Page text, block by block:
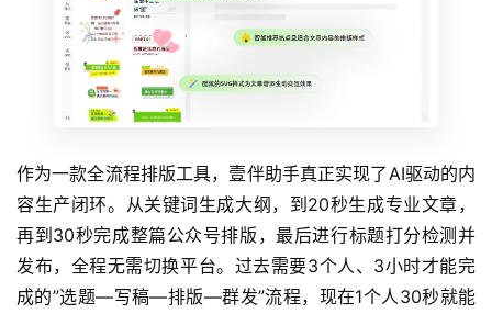
作为一款全流程排版工具，壹伴助手真正实现了AI驱动的内
容生产闭环。从关键词生成大纲，到20秒生成专业文章，
再到30秒完成整篇公众号排版，最后进行标题打分检测并
发布，全程无需切换平台。过去需要3个人、3小时才能完
成的”选题—写稿—排版—群发”流程，现在1个人30秒就能